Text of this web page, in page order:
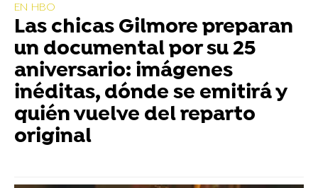
EN HBO
Las chicas Gilmore preparan
un documental por su 25
aniversario: imágenes
inéditas, dónde se emitirá y
quién vuelve del reparto
original